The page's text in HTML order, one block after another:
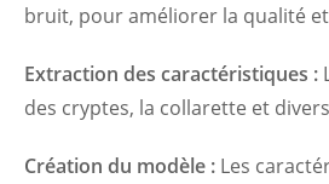
bruit, pour améliorer la qualité
Extraction des caractéristiques :
des cryptes, la collarette et
Création du modèle : Les